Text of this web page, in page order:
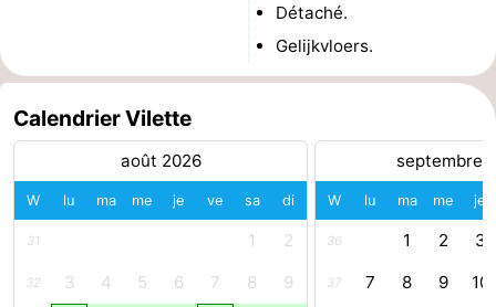
Médicales
Région
Zeeland
Walcheren
Détaché.
Gelijkvloers.
Calendrier Vilette
août 2026
W lu ma me je ve sa di
31 1 2
32 3 4 5 6 7 8 9
septembre
W lu ma me je
36 1 2 3
37 7 8 9 10